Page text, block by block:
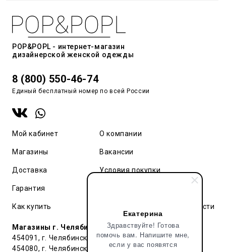
Екатерина
Здравствуйте! Готова
помочь вам. Напишите мне,
если у вас появятся
POP&POPL - интернет-магазин
дизайнерской женской одежды
8 (800) 550-46-74
Единый бесплатный номер по всей России
Мой кабинет
Магазины
Доставка
Гарантия
Как купить
О компании
Вакансии
Условия покупки
Политика конфиденциальности
Магазины г. Челябинск:
454091, г. Челябинск, ул. Труда, 91 БЦ Гардероб
454080, г. Челябинск, ул. Тернопольская , д. 6